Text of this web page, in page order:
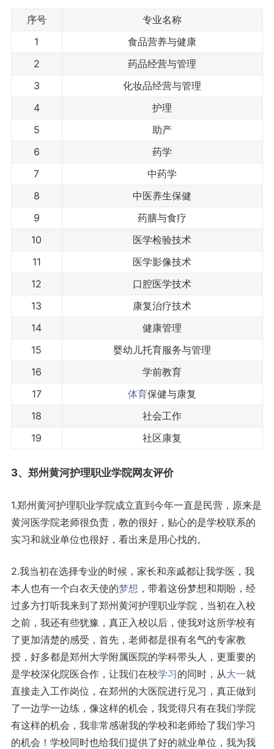
序号
专业名称
1
食品营养与健康
2
药品经营与管理
3
化妆品经营与管理
4
护理
5
助产
6
药学
7
中药学
8
中医养生保健
9
药膳与食疗
10
医学检验技术
11
医学影像技术
12
口腔医学技术
13
康复治疗技术
14
健康管理
15
婴幼儿托育服务与管理
16
学前教育
17
体育保健与康复
18
社会工作
19
社区康复
3、郑州黄河护理职业学院网友评价
1.郑州黄河护理职业学院成立直到今年一直是民营，原来是
黄河医学院老师很负责，教的很好，贴心的是学校联系的
实习和就业单位也很好，看出来是用心找的。
2.我当初在选择专业的时候，家长和亲戚都让我学医，我
本人也有一个白衣天使的梦想 ，带着这份梦想和期盼，经
过多方打听我来到了郑州黄河护理职业学院，当初在入校
之前，我还有些犹豫，真正入校以后，使我对这所学校有
了更加清楚的感受，首先，老师都是很有名气的专家教
授，好多都是郑州大学附属医院的学科带头人，更重要的
是学校深化院医合作，让我们在校学习的同时，从大一就
直接走入工作岗位，在郑州的大医院进行见习，真正做到
了一边学一边练，像这样的机会，我觉得只有在我们学院
有这样的机会，我非常感谢我的学校和老师给了我们学习
的机会！学校同时也给我们提供了好的就业单位，我为我